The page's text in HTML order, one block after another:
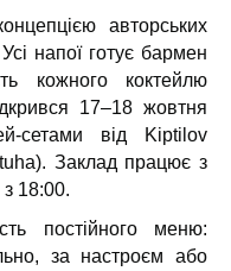
авторських
напої готує бармен
кожного коктейлю
17–18 жовтня
сетами від Kiptilov
Заклад працює з
18:00.
постійного меню:
за настроєм або